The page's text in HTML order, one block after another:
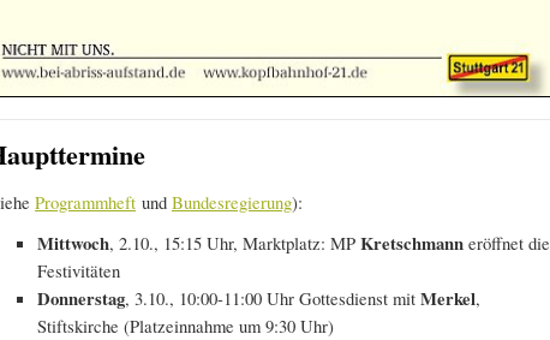
Programmheft und Bundesregierung):
Mittwoch, 2.10., 15:15 Uhr, Marktplatz: MPKretschmann eröffnet die
Festivitäten
Donnerstag, 3.10., 10:00-11:00 Uhr Gottesdienst mitMerkel,
Stiftskirche (Platzeinnahme um 9:30 Uhr)